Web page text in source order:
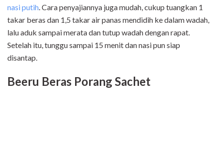
nasi putih. Cara penyajiannya juga mudah, cukup tuangkan 1
takar beras dan 1,5 takar air panas mendidih ke dalam wadah,
lalu aduk sampai merata dan tutup wadah dengan rapat.
Setelah itu, tunggu sampai 15 menit dan nasi pun siap
disantap.
Beeru Beras Porang Sachet